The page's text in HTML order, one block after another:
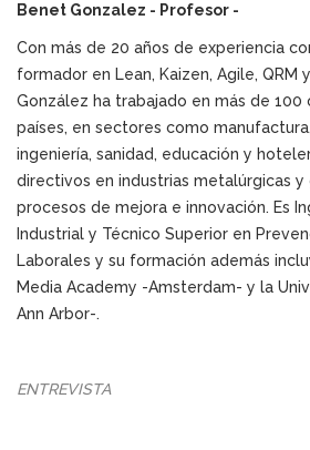
Benet Gonzalez - Profesor -
Con más de 20 años de experiencia
formador en Lean, Kaizen, Agile, QRM
González ha trabajado en más de 100
países, en sectores como
ingeniería, sanidad, educación y
directivos en industrias metalúrgicas y
procesos de mejora e innovación. Es
Industrial y Técnico Superior en
Laborales y su formación además
Media Academy -Amsterdam- y la
Ann Arbor-.
ENTREVISTA